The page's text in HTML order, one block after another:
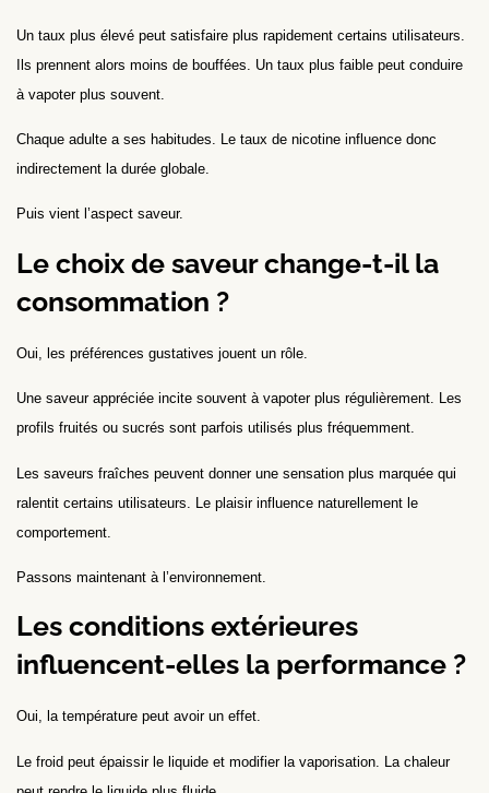
Un taux plus élevé peut satisfaire plus rapidement certains utilisateurs.
Ils prennent alors moins de bouffées. Un taux plus faible peut conduire
à vapoter plus souvent.
Chaque adulte a ses habitudes. Le taux de nicotine influence donc
indirectement la durée globale.
Puis vient l’aspect saveur.
Le choix de saveur change-t-il la
consommation ?
Oui, les préférences gustatives jouent un rôle.
Une saveur appréciée incite souvent à vapoter plus régulièrement. Les
profils fruités ou sucrés sont parfois utilisés plus fréquemment.
Les saveurs fraîches peuvent donner une sensation plus marquée qui
ralentit certains utilisateurs. Le plaisir influence naturellement le
comportement.
Passons maintenant à l’environnement.
Les conditions extérieures
influencent-elles la performance ?
Oui, la température peut avoir un effet.
Le froid peut épaissir le liquide et modifier la vaporisation. La chaleur